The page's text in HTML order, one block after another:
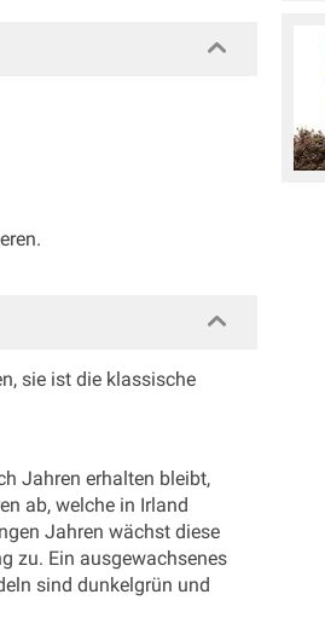
sie ist die klassische
Jahren erhalten bleibt,
ab, welche in Irland
Jahren wächst diese
zu. Ein ausgewachsenes
sind dunkelgrün und